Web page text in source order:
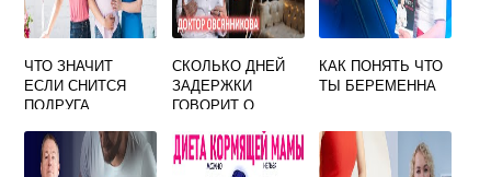
ЧТО ЗНАЧИТ
ЕСЛИ СНИТСЯ
ПОДРУГА
СКОЛЬКО ДНЕЙ
ЗАДЕРЖКИ
ГОВОРИТ О
КАК ПОНЯТЬ ЧТО
ТЫ БЕРЕМЕННА